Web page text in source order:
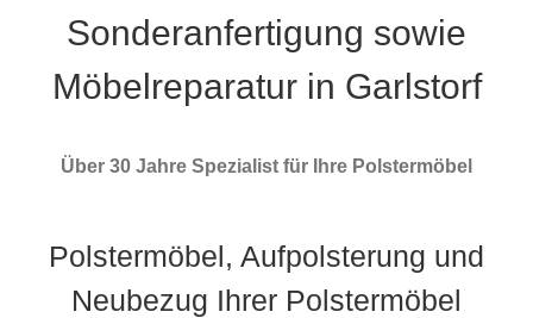
Sonderanfertigung sowie
Möbelreparatur in Garlstorf
Über 30 Jahre Spezialist für Ihre Polstermöbel
Polstermöbel, Aufpolsterung und
Neubezug Ihrer Polstermöbel